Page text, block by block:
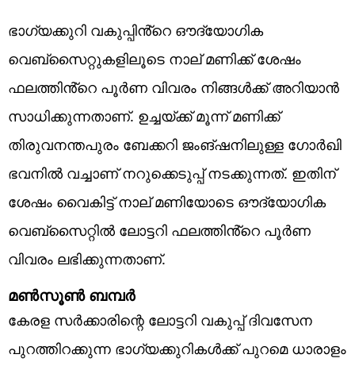
ഭാഗ്യക്കുറി വകുപ്പിൻ്റെ ഔദ്യോഗിക
വെബ്‌സൈറ്റുകളിലൂടെ നാല് മണിക്ക് ശേഷം
ഫലത്തിൻ്റെ പൂർണ വിവരം നിങ്ങൾക്ക് അറിയാൻ
സാധിക്കുന്നതാണ്. ഉച്ചയ്ക്ക് മൂന്ന് മണിക്ക്
തിരുവനന്തപുരം ബേക്കറി ജംങ്ഷനിലുള്ള ​ഗോർഖി
ഭവനിൽ വച്ചാണ് നറുക്കെടുപ്പ് നടക്കുന്നത്. ഇതിന്
ശേഷം വൈകിട്ട് നാല് മണിയോടെ ഔദ്യോ​ഗിക
വെബ്സൈറ്റിൽ‍ ലോട്ടറി ഫലത്തിൻ്റെ പൂർണ
വിവരം ലഭിക്കുന്നതാണ്.
മൺസൂൺ ബമ്പർ
കേരള സർക്കാരിന്റെ ലോട്ടറി വകുപ്പ് ദിവസേന
പുറത്തിറക്കുന്ന ഭാഗ്യക്കുറികൾക്ക് പുറമെ ധാരാളം